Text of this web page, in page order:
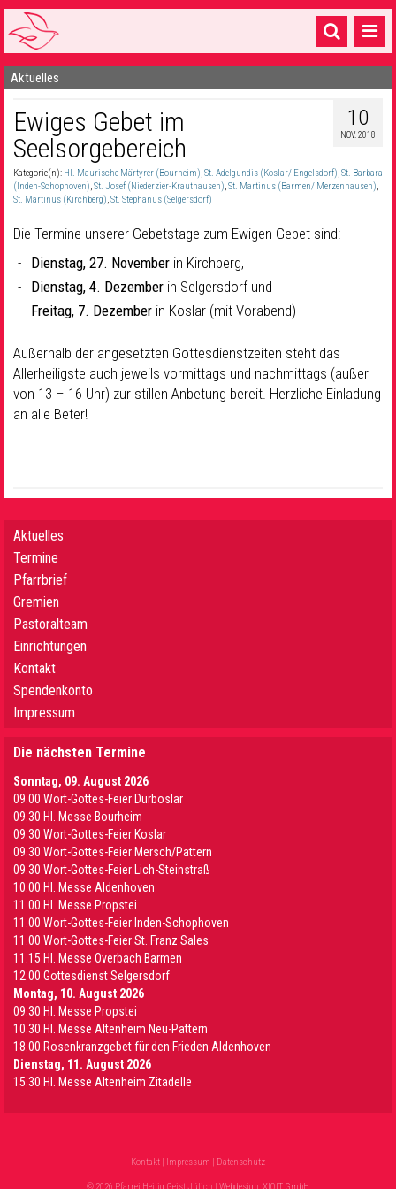
Startseite
1 Pfarrei
16 Gemeinden & mehr
Gottesdienste & Sinnsuche
Sakramente & Feste
Gemeinschaft & Soziales
Musik& Kultur
Aktuelles
10
NOV. 2018
Ewiges Gebet im
Seelsorgebereich
Kategorie(n): Hl. Maurische Märtyrer (Bourheim),St. Adelgundis (Koslar/ Engelsdorf),St. Barbara
(Inden-Schophoven),St. Josef (Niederzier-Krauthausen),St. Martinus (Barmen/ Merzenhausen),
St. Martinus (Kirchberg),St. Stephanus (Selgersdorf)
Die Termine unserer Gebetstage zum Ewigen Gebet sind:
Dienstag, 27. November in Kirchberg,
Dienstag, 4. Dezember in Selgersdorf und
Freitag, 7. Dezember in Koslar (mit Vorabend)
Außerhalb der angesetzten Gottesdienstzeiten steht das
Allerheiligste auch jeweils vormittags und nachmittags (außer
von 13 – 16 Uhr) zur stillen Anbetung bereit. Herzliche Einladung
an alle Beter!
Aktuelles
Termine
Pfarrbrief
Gremien
Pastoralteam
Einrichtungen
Kontakt
Spendenkonto
Impressum
Die nächsten Termine
Sonntag, 09. August 2026
09.00 Wort-Gottes-Feier Dürboslar
09.30 HI. Messe Bourheim
09.30 Wort-Gottes-Feier Koslar
09.30 Wort-Gottes-Feier Mersch/Pattern
09.30 Wort-Gottes-Feier Lich-Steinstraß
10.00 Hl. Messe Aldenhoven
11.00 Hl. Messe Propstei
11.00 Wort-Gottes-Feier Inden-Schophoven
11.00 Wort-Gottes-Feier St. Franz Sales
11.15 Hl. Messe Overbach Barmen
12.00 Gottesdienst Selgersdorf
Montag, 10. August 2026
09.30 Hl. Messe Propstei
10.30 Hl. Messe Altenheim Neu-Pattern
18.00 Rosenkranzgebet für den Frieden Aldenhoven
Dienstag, 11. August 2026
15.30 Hl. Messe Altenheim Zitadelle
Kontakt | Impressum | Datenschutz